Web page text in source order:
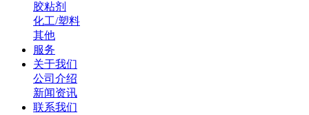
胶粘剂
化工/塑料
其他
服务
关于我们
公司介绍
新闻资讯
联系我们